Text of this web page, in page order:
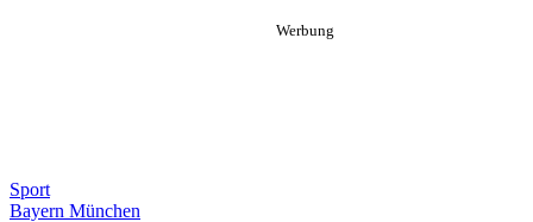
Sport
Bayern München